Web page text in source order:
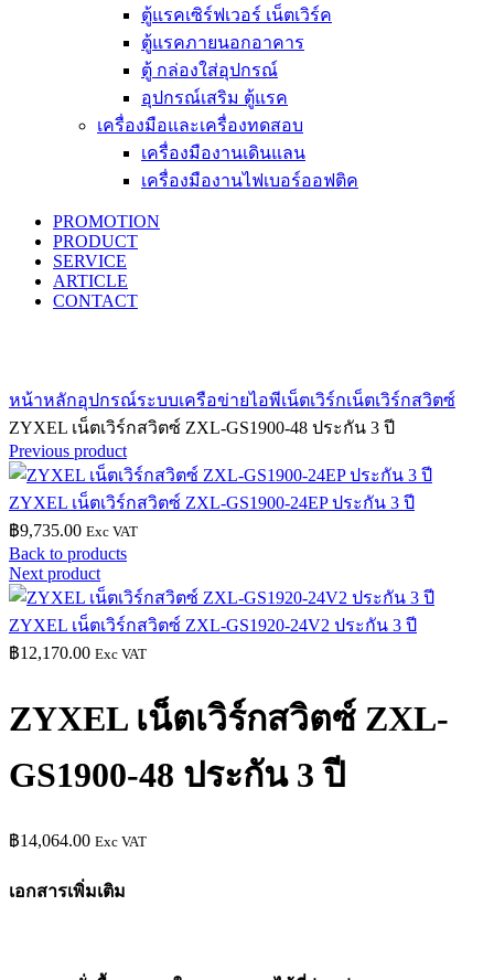
ตู้แรคเซิร์ฟเวอร์ เน็ตเวิร์ค
ตู้แรคภายนอกอาคาร
ตู้ กล่องใส่อุปกรณ์
อุปกรณ์เสริม ตู้แรค
เครื่องมือและเครื่องทดสอบ
เครื่องมืองานเดินแลน
เครื่องมืองานไฟเบอร์ออฟติค
PROMOTION
PRODUCT
SERVICE
ARTICLE
CONTACT
หน้าหลักอุปกรณ์ระบบเครือข่ายไอพีเน็ตเวิร์กเน็ตเวิร์กสวิตซ์
ZYXEL เน็ตเวิร์กสวิตซ์ ZXL-GS1900-48 ประกัน 3 ปี
Previous product
ZYXEL เน็ตเวิร์กสวิตซ์ ZXL-GS1900-24EP ประกัน 3 ปี
฿9,735.00 Exc VAT
Back to products
Next product
ZYXEL เน็ตเวิร์กสวิตซ์ ZXL-GS1920-24V2 ประกัน 3 ปี
฿12,170.00 Exc VAT
ZYXEL เน็ตเวิร์กสวิตซ์ ZXL-
GS1900-48 ประกัน 3 ปี
฿14,064.00 Exc VAT
เอกสารเพิ่มเติม